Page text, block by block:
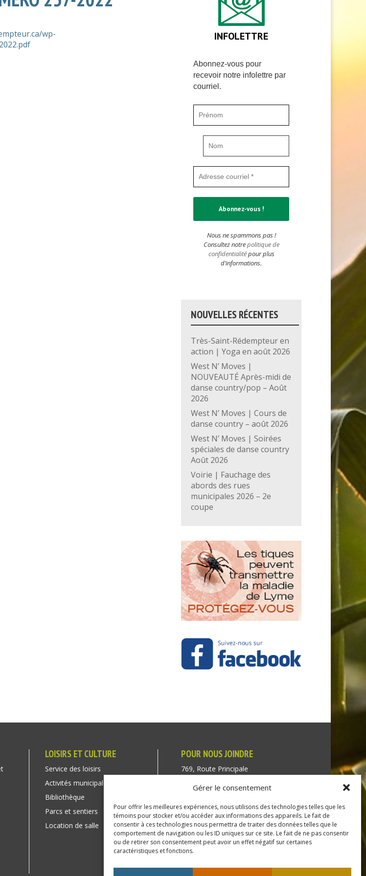
Gérer le consentement
Pour offrir les meilleures expériences, nous utilisons des technologies telles que les
témoins pour stocker et/ou accéder aux informations des appareils. Le fait de
consentir à ces technologies nous permettra de traiter des données telles que le
comportement de navigation ou les ID uniques sur ce site. Le fait de ne pas consentir
ou de retirer son consentement peut avoir un effet négatif sur certaines
caractéristiques et fonctions.
wp-
INFOLETTRE
Abonnez-vous pour
recevoir notre infolettre par
courriel.
Nous ne spammons pas !
Consultez notrepolitique de
confidentialitépour plus
d’informations.
NOUVELLES RÉCENTES
Très-Saint-Rédempteur en
action | Yoga en août 2026
West N’ Moves |
NOUVEAUTÉ Après-midi de
danse country/pop – Août
2026
West N’ Moves | Cours de
danse country – août 2026
West N’ Moves | Soirées
spéciales de danse country
Août 2026
Voirie | Fauchage des
abords des rues
municipales 2026 – 2e
coupe
LOISIRS ET CULTURE
Service des loisirs
Activités municipales
Bibliothèque
Parcs et sentiers
Location de salle
POUR NOUS JOINDRE
769, Route Principale
Québec J0P 1P1
Téléphone : (450) 451-5203
Direction générale :
dir@tressaintredempteur.ca
Administration générale :
recep@tressaintredempteur.ca